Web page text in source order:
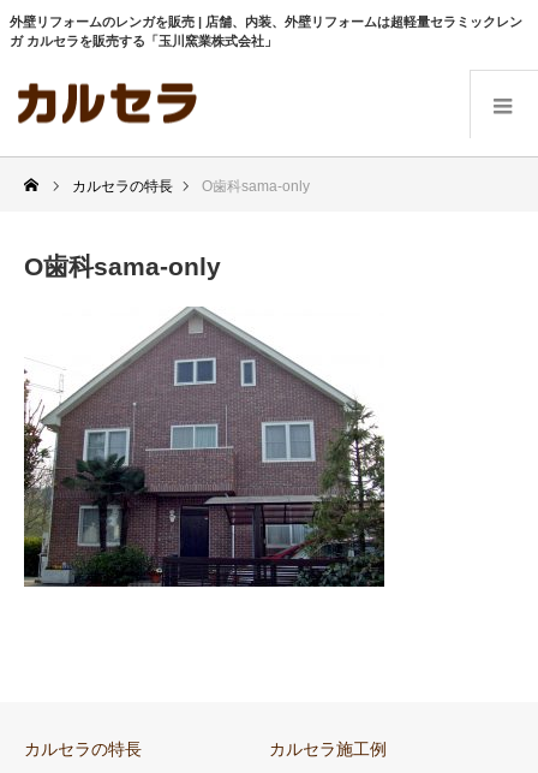
外壁リフォームのレンガを販売 | 店舗、内装、外壁リフォームは超軽量セラミックレン
ガ カルセラを販売する「玉川窯業株式会社」
カルセラの特長 O歯科sama-only
O歯科sama-only
カルセラの特長 カルセラ施工例